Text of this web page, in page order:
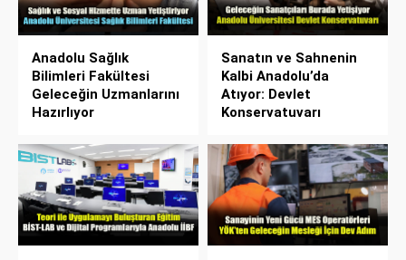
Anadolu Sağlık
Bilimleri Fakültesi
Geleceğin Uzmanlarını
Hazırlıyor
Sanatın ve Sahnenin
Kalbi Anadolu’da
Atıyor: Devlet
Konservatuvarı